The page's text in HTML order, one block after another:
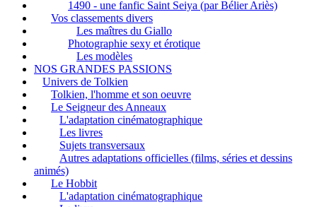
1490 - une fanfic Saint Seiya (par Bélier Ariès)
Vos classements divers
Les maîtres du Giallo
Photographie sexy et érotique
Les modèles
NOS GRANDES PASSIONS
Univers de Tolkien
Tolkien, l'homme et son oeuvre
Le Seigneur des Anneaux
L'adaptation cinématographique
Les livres
Sujets transversaux
Autres adaptations officielles (films, séries et dessins
animés)
Le Hobbit
L'adaptation cinématographique